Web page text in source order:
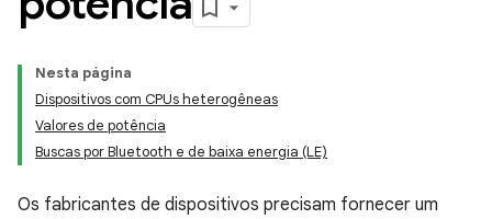
Nesta página
Dispositivos com CPUs heterogêneas
Valores de potência
Buscas por Bluetooth e de baixa energia (LE)
Os fabricantes de dispositivos precisam fornecer um